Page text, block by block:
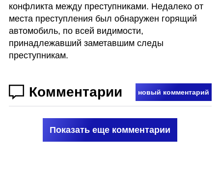
конфликта между преступниками. Недалеко от
места преступления был обнаружен горящий
автомобиль, по всей видимости,
принадлежавший заметавшим следы
преступникам.
Комментарии новый комментарий
Показать еще комментарии